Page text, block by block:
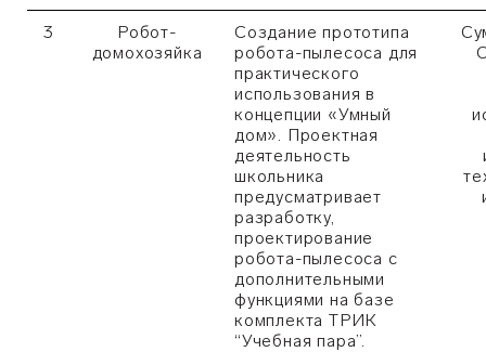
3
Робот-
домохозяйка
Создание прототипа
робота-пылесоса для
практического
использования в
концепции «Умный
дом». Проектная
деятельность
школьника
предусматривает
разработку,
проектирование
робота-пылесоса с
дополнительными
функциями на базе
комплекта ТРИК
“Учебная пара”.